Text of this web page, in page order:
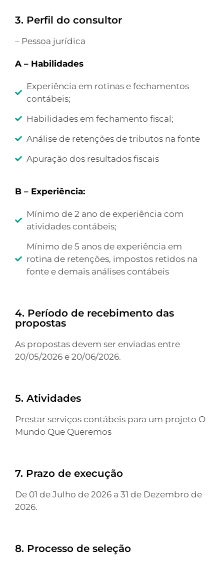
3. Perfil do consultor
– Pessoa jurídica
A – Habilidades
Experiência em rotinas e fechamentos
contábeis;
Habilidades em fechamento fiscal;
Análise de retenções de tributos na fonte
Apuração dos resultados fiscais
B – Experiência:
Mínimo de 2 ano de experiência com
atividades contábeis;
Mínimo de 5 anos de experiência em
rotina de retenções, impostos retidos na
fonte e demais análises contábeis
4. Período de recebimento das
propostas
As propostas devem ser enviadas entre
20/05/2026 e 20/06/2026.
5. Atividades
Prestar serviços contábeis para um projeto O
Mundo Que Queremos
7. Prazo de execução
De 01 de Julho de 2026 a 31 de Dezembro de
2026.
8. Processo de seleção